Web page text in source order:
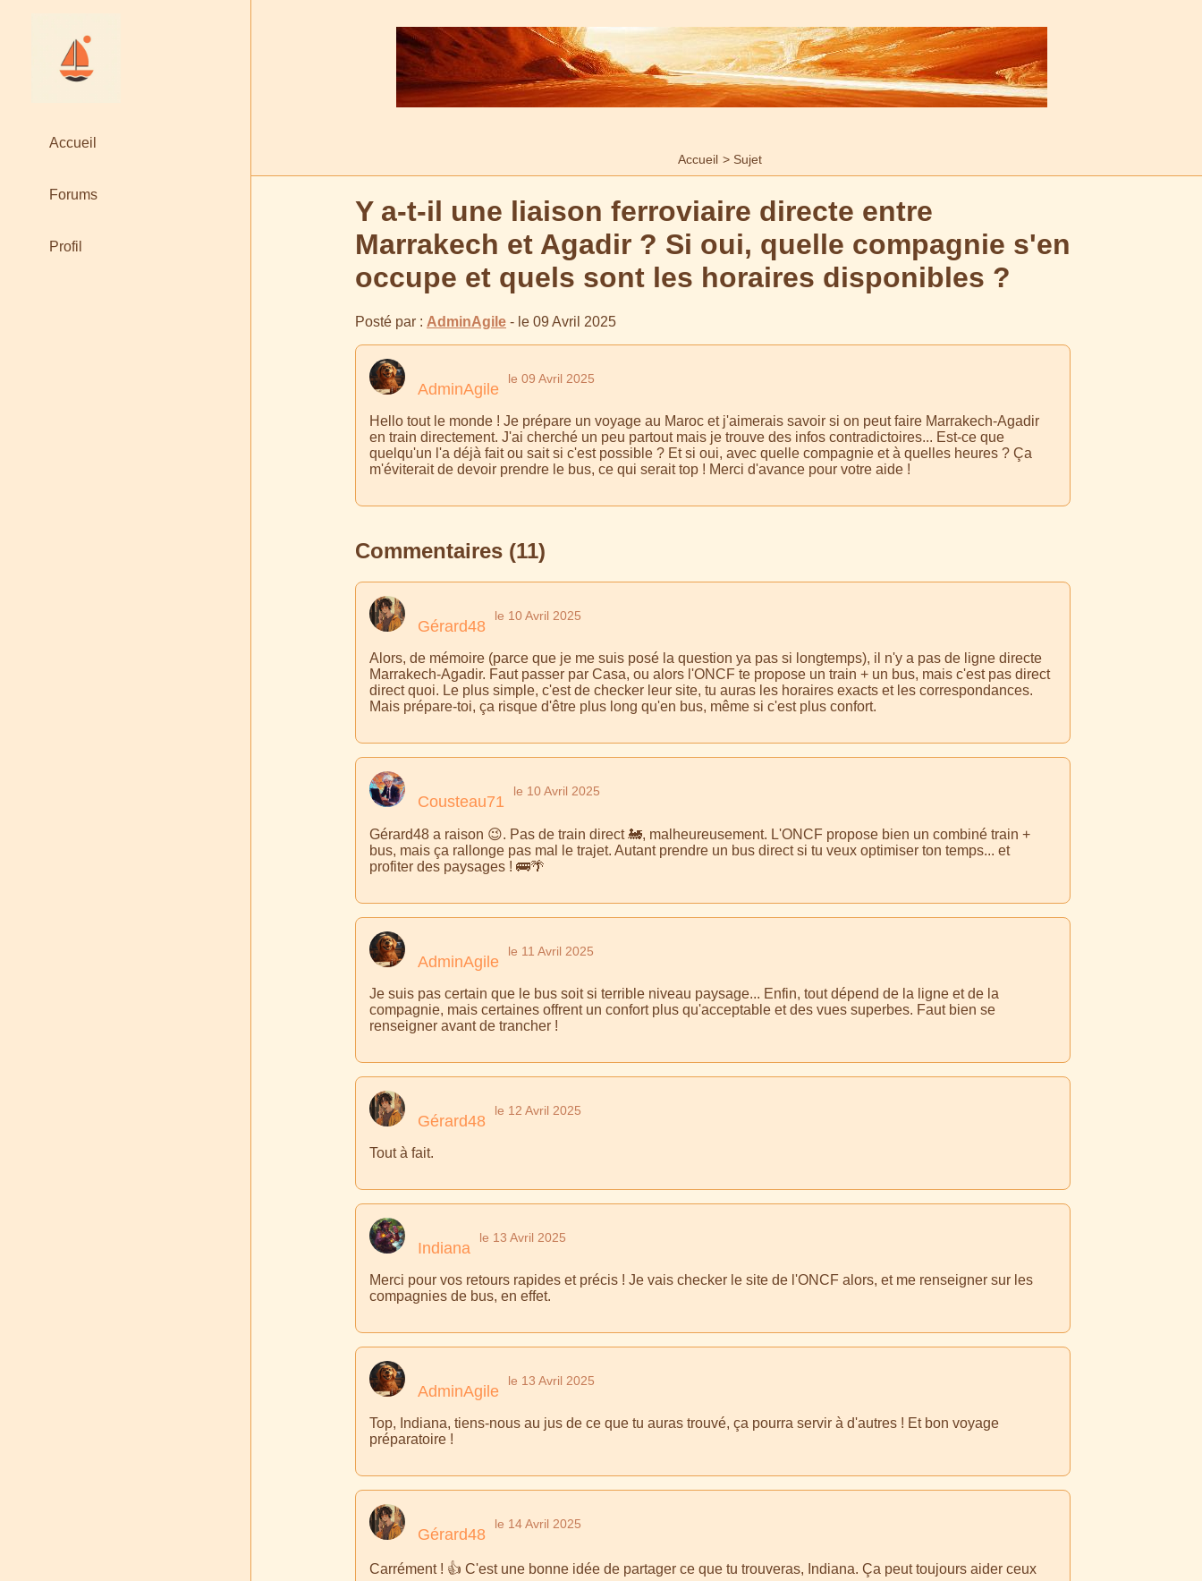
Accueil > Sujet
Accueil
Forums
Profil
Y a-t-il une liaison ferroviaire directe entre
Marrakech et Agadir ? Si oui, quelle compagnie s'en
occupe et quels sont les horaires disponibles ?
Posté par : AdminAgile - le 09 Avril 2025
AdminAgile
le 09 Avril 2025
Hello tout le monde ! Je prépare un voyage au Maroc et j'aimerais savoir si on peut faire Marrakech-Agadir
en train directement. J'ai cherché un peu partout mais je trouve des infos contradictoires... Est-ce que
quelqu'un l'a déjà fait ou sait si c'est possible ? Et si oui, avec quelle compagnie et à quelles heures ? Ça
m'éviterait de devoir prendre le bus, ce qui serait top ! Merci d'avance pour votre aide !
Commentaires (11)
Gérard48
le 10 Avril 2025
Alors, de mémoire (parce que je me suis posé la question ya pas si longtemps), il n'y a pas de ligne directe
Marrakech-Agadir. Faut passer par Casa, ou alors l'ONCF te propose un train + un bus, mais c'est pas direct
direct quoi. Le plus simple, c'est de checker leur site, tu auras les horaires exacts et les correspondances.
Mais prépare-toi, ça risque d'être plus long qu'en bus, même si c'est plus confort.
Cousteau71
le 10 Avril 2025
Gérard48 a raison 😉. Pas de train direct 🚂, malheureusement. L'ONCF propose bien un combiné train +
bus, mais ça rallonge pas mal le trajet. Autant prendre un bus direct si tu veux optimiser ton temps... et
profiter des paysages ! 🚌🌴
AdminAgile
le 11 Avril 2025
Je suis pas certain que le bus soit si terrible niveau paysage... Enfin, tout dépend de la ligne et de la
compagnie, mais certaines offrent un confort plus qu'acceptable et des vues superbes. Faut bien se
renseigner avant de trancher !
Gérard48
le 12 Avril 2025
Tout à fait.
Indiana
le 13 Avril 2025
Merci pour vos retours rapides et précis ! Je vais checker le site de l'ONCF alors, et me renseigner sur les
compagnies de bus, en effet.
AdminAgile
le 13 Avril 2025
Top, Indiana, tiens-nous au jus de ce que tu auras trouvé, ça pourra servir à d'autres ! Et bon voyage
préparatoire !
Gérard48
le 14 Avril 2025
Carrément ! 👍 C'est une bonne idée de partager ce que tu trouveras, Indiana. Ça peut toujours aider ceux